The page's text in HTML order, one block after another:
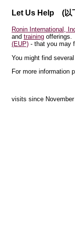
Let Us Help (以
Ronin International,
and training offerings.
(EUP) - that you may
You might find
For more information
visits since November